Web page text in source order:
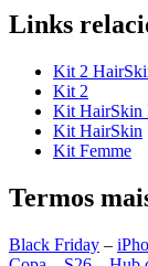
Links
Kit 2
Kit 2
Kit HairSkin
Kit HairSkin
Kit Femme
Termos
Black Friday –